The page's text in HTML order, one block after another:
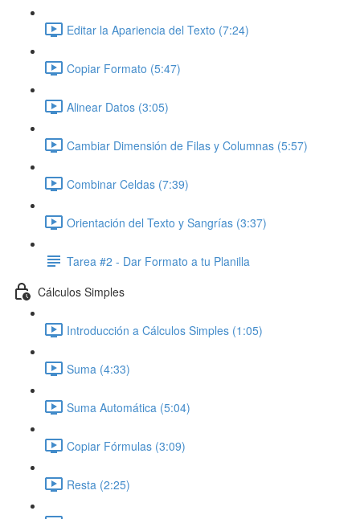
Editar la Apariencia del Texto (7:24)
Copiar Formato (5:47)
Alinear Datos (3:05)
Cambiar Dimensión de Filas y Columnas (5:57)
Combinar Celdas (7:39)
Orientación del Texto y Sangrías (3:37)
Tarea #2 - Dar Formato a tu Planilla
Cálculos Simples
Introducción a Cálculos Simples (1:05)
Suma (4:33)
Suma Automática (5:04)
Copiar Fórmulas (3:09)
Resta (2:25)